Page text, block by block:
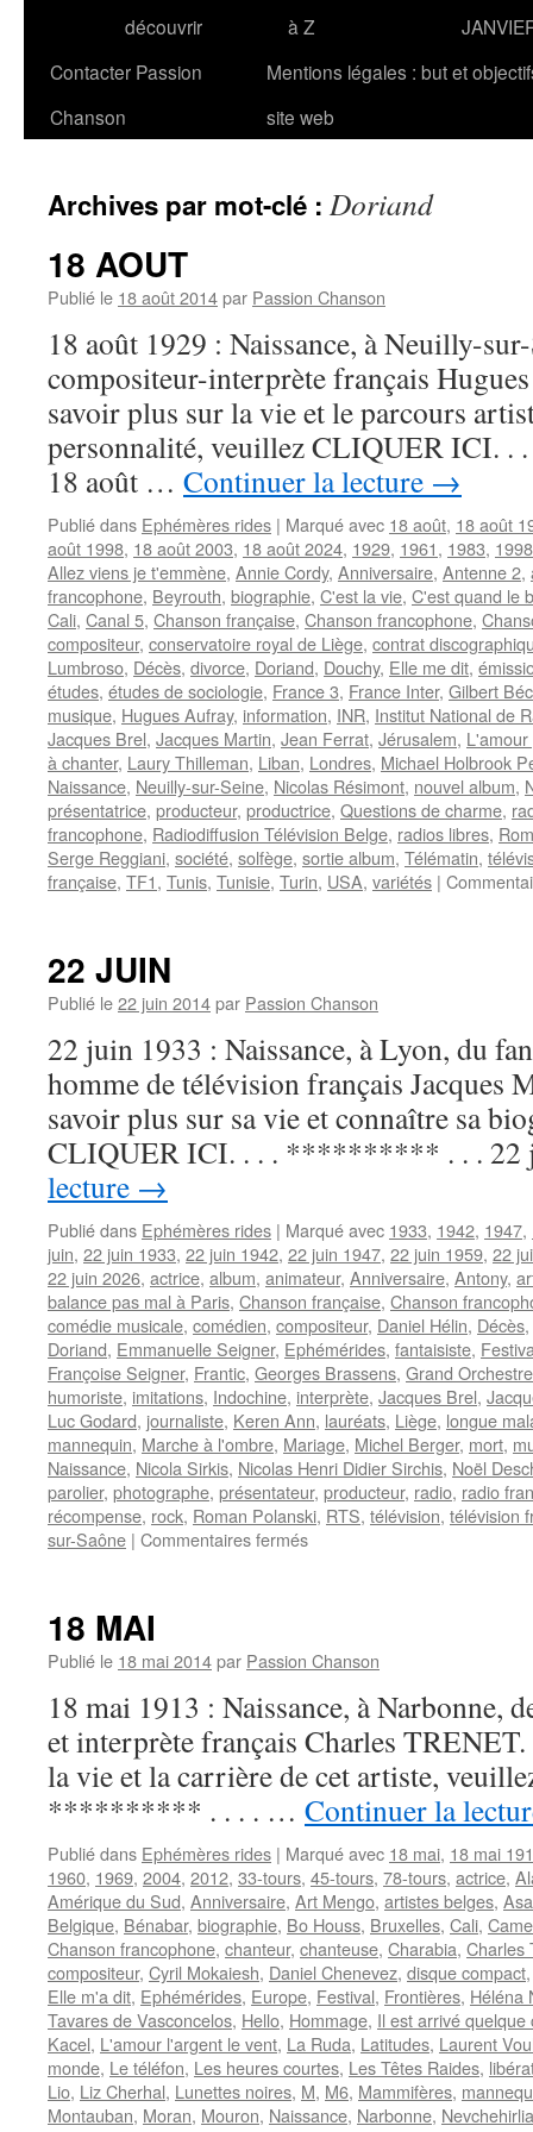
découvrir
à Z
Contacter Passion
Chanson
Mentions légales : but et
site web
Archives par mot-clé : Doriand
18 AOUT
Publié le 18 août 2014par Passion Chanson
18 août 1929 : Naissance, à Neuilly-
compositeur-interprète français
savoir plus sur la vie et le parcours
personnalité, veuillez CLIQUER
18 août … Continuer la lecture →
Publié dans Ephémères rides | Marqué avec 18 août, 18 août
août 1998, 18 août 2003, 18 août 2024, 1929, 1961, 1983, 1998
Allez viens je t'emmène, Annie Cordy, Anniversaire, Antenne 2,
francophone, Beyrouth, biographie, C'est la vie, C'est quand le
Cali, Canal 5, Chanson française, Chanson francophone,
compositeur, conservatoire royal de Liège, contrat
Lumbroso, Décès, divorce, Doriand, Douchy, Elle me dit,
études, études de sociologie, France 3, France Inter, Gilbert
musique, Hugues Aufray, information, INR, Institut National de
Jacques Brel, Jacques Martin, Jean Ferrat, Jérusalem,
à chanter, Laury Thilleman, Liban, Londres, Michael Holbrook
Naissance, Neuilly-sur-Seine, Nicolas Résimont, nouvel album,
présentatrice, producteur, productrice, Questions de charme,
francophone, Radiodiffusion Télévision Belge, radios libres,
Serge Reggiani, société, solfège, sortie album, Télématin,
française, TF1, Tunis, Tunisie, Turin, USA, variétés |
22 JUIN
Publié le22 juin 2014par Passion Chanson
22 juin 1933 : Naissance, à Lyon, du
homme de télévision français Jacques
savoir plus sur sa vie et connaître sa
CLIQUER ICI. . . . ********** . . .
lecture →
Publié dans Ephémères rides | Marqué avec 1933, 1942, 1947,
juin, 22 juin 1933, 22 juin 1942, 22 juin 1947, 22 juin 1959, 22
22 juin 2026, actrice, album, animateur, Anniversaire, Antony,
balance pas mal à Paris, Chanson française, Chanson
comédie musicale, comédien, compositeur, Daniel Hélin, Décès,
Doriand, Emmanuelle Seigner, Ephémérides, fantaisiste,
Françoise Seigner, Frantic, Georges Brassens, Grand
humoriste, imitations, Indochine, interprète, Jacques Brel,
Luc Godard, journaliste, Keren Ann, lauréats, Liège, longue
mannequin, Marche à l'ombre, Mariage, Michel Berger, mort,
Naissance, Nicola Sirkis, Nicolas Henri Didier Sirchis, Noël
parolier, photographe, présentateur, producteur, radio, radio
récompense, rock, Roman Polanski, RTS, télévision, télévision
sur-Saône | Commentaires ferméssur
18 MAI
Publié le 18 mai 2014par Passion Chanson
18 mai 1913 : Naissance, à Narbonne,
et interprète français Charles
la vie et la carrière de cet artiste,
********** . . . . … Continuer la
Publié dans Ephémères rides | Marqué avec 18 mai, 18 mai
1960, 1969, 2004, 2012, 33-tours, 45-tours, 78-tours, actrice,
Amérique du Sud, Anniversaire, Art Mengo, artistes belges, Asa
Belgique, Bénabar, biographie, Bo Houss, Bruxelles, Cali,
Chanson francophone, chanteur, chanteuse, Charabia, Charles
compositeur, Cyril Mokaiesh, Daniel Chenevez, disque compact
Elle m'a dit, Ephémérides, Europe, Festival, Frontières, Héléna
Tavares de Vasconcelos, Hello, Hommage, Il est arrivé quelque
Kacel, L'amour l'argent le vent, La Ruda, Latitudes, Laurent
monde, Le téléfon, Les heures courtes, Les Têtes Raides,
Lio, Liz Cherhal, Lunettes noires, M, M6, Mammifères,
Montauban, Moran, Mouron, Naissance, Narbonne,